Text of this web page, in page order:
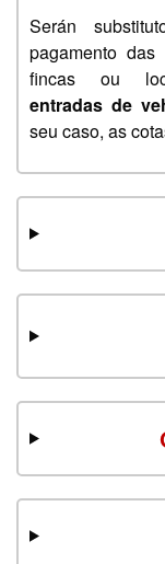
Serán
pagamento
fincas ou
entradas de
seu caso, as